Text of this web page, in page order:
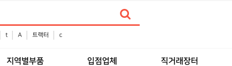
t A 트랙터 c
지역별부품 입점업체 직거래장터